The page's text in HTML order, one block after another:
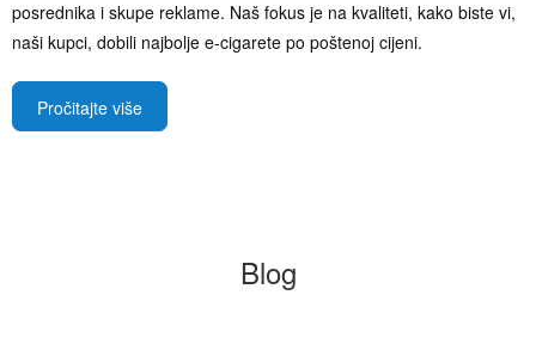
posrednika i skupe reklame. Naš fokus je na kvaliteti, kako biste vi,
naši kupci, dobili najbolje e-cigarete po poštenoj cijeni.
Pročitajte više
Blog